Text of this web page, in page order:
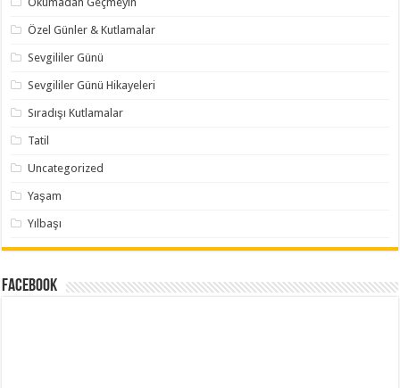
Özel Günler & Kutlamalar
Sevgililer Günü
Sevgililer Günü Hikayeleri
Sıradışı Kutlamalar
Tatil
Uncategorized
Yaşam
Yılbaşı
Facebook